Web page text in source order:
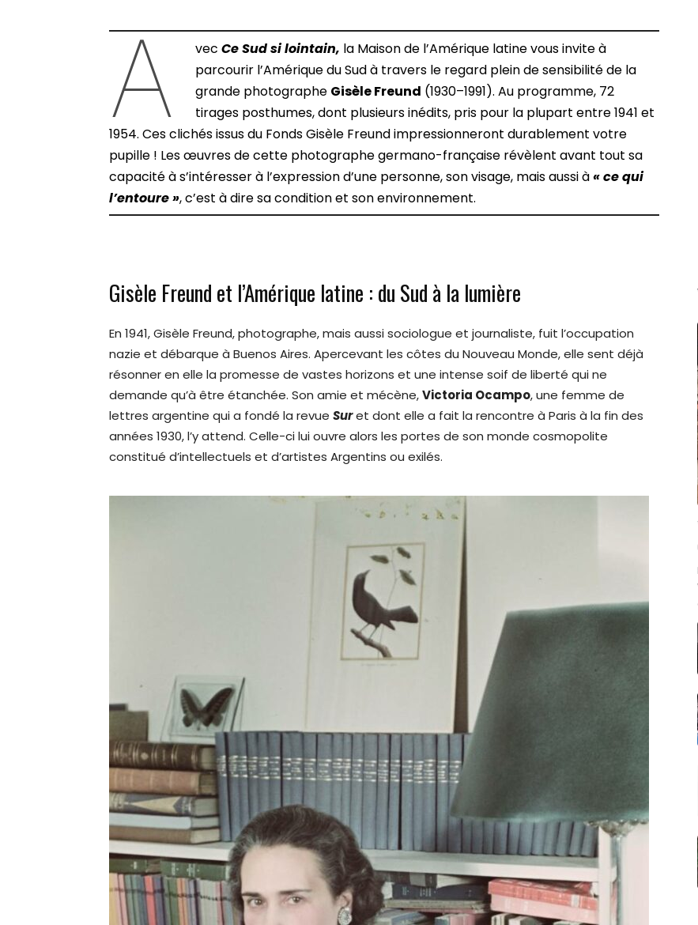
A vecCe Sud si lointain, la Maison de l’Amérique latine vous invite à
parcourir l’Amérique du Sud à travers le regard plein de sensibilité de la
grande photographe Gisèle Freund (1930–1991). Au programme, 72
tirages posthumes, dont plusieurs inédits, pris pour la plupart entre 1941 et
1954. Ces clichés issus du Fonds Gisèle Freund impressionneront durablement votre
pupille ! Les œuvres de cette photographe germano-française révèlent avant tout sa
capacité à s’intéresser à l’expression d’une personne, son visage, mais aussi à« ce qui
l’entoure », c’est à dire sa condition et son environnement.
Gisèle Freund et l’Amérique latine : du Sud à la lumière
En 1941, Gisèle Freund, photographe, mais aussi sociologue et journaliste, fuit l’occupation
nazie et débarque à Buenos Aires. Apercevant les côtes du Nouveau Monde, elle sent déjà
résonner en elle la promesse de vastes horizons et une intense soif de liberté qui ne
demande qu’à être étanchée. Son amie et mécène,Victoria Ocampo, une femme de
lettres argentine qui a fondé la revue Suret dont elle a fait la rencontre à Paris à la fin des
années 1930, l’y attend. Celle-ci lui ouvre alors les portes de son monde cosmopolite
constitué d’intellectuels et d’artistes Argentins ou exilés.